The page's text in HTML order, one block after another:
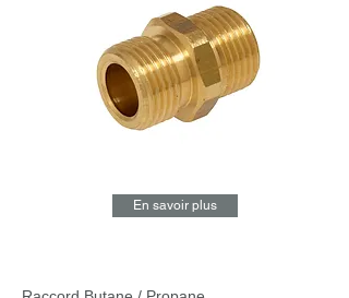
En savoir plus